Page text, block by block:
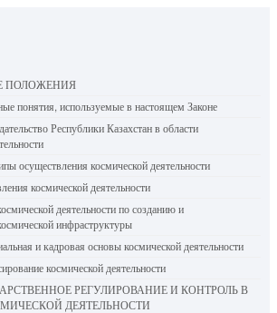
ПОЛОЖЕНИЯ
понятия, используемые в настоящем Законе
Республики Казахстан в области
осуществления космической деятельности
космической деятельности
деятельности по созданию и
инфраструктуры
и кадровая основы космической деятельности
космической деятельности
РЕГУЛИРОВАНИЕ И КОНТРОЛЬ В
ДЕЯТЕЛЬНОСТИ